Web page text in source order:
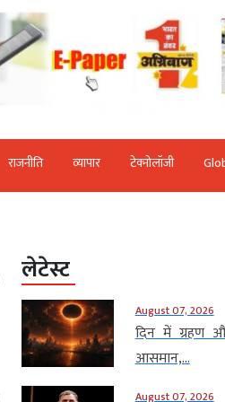
राजनीति व्‍यापार टेक्‍नोलॉजी
लेटेस्ट
August 07, 2026
दिन में ग्रहण
आसमान,...
August 07, 2026